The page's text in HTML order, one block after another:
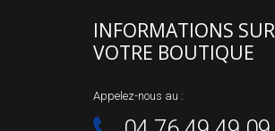
INFORMATIONS SUR
VOTRE BOUTIQUE
Appelez-nous au :